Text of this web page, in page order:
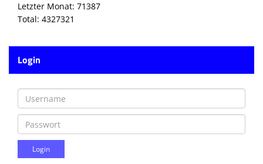
Letzter Monat: 71387
Total: 4327321
Login